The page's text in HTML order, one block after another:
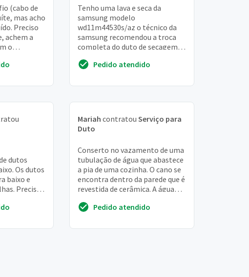
(cabo de
mas acho
Preciso
achem a
o
Tenho uma lava e seca da
samsung modelo
wd11m44530s/az o técnico da
samsung recomendou a troca
completa do duto de secagem,
peça original e limpeza
Pedido atendido
dutos
Os dutos
baixo e
Preciso
Mariah contratou Serviço para
Duto
Conserto no vazamento de uma
tubulação de água que abastece
a pia de uma cozinha. O cano se
encontra dentro da parede que é
revestida de cerâmica. A água
pia Pedido atendido